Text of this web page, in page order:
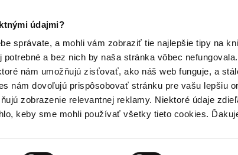
údajmi?
správate, a mohli vám zobraziť tie najlepšie tipy na
a bez nich by naša stránka vôbec
nám umožňujú zisťovať, ako náš web funguje, a
nám dovoľujú prispôsobovať stránku pre vašu lepšiu
zobrazenie relevantnej reklamy. Niektoré údaje
keby sme mohli používať všetky tieto cookies.